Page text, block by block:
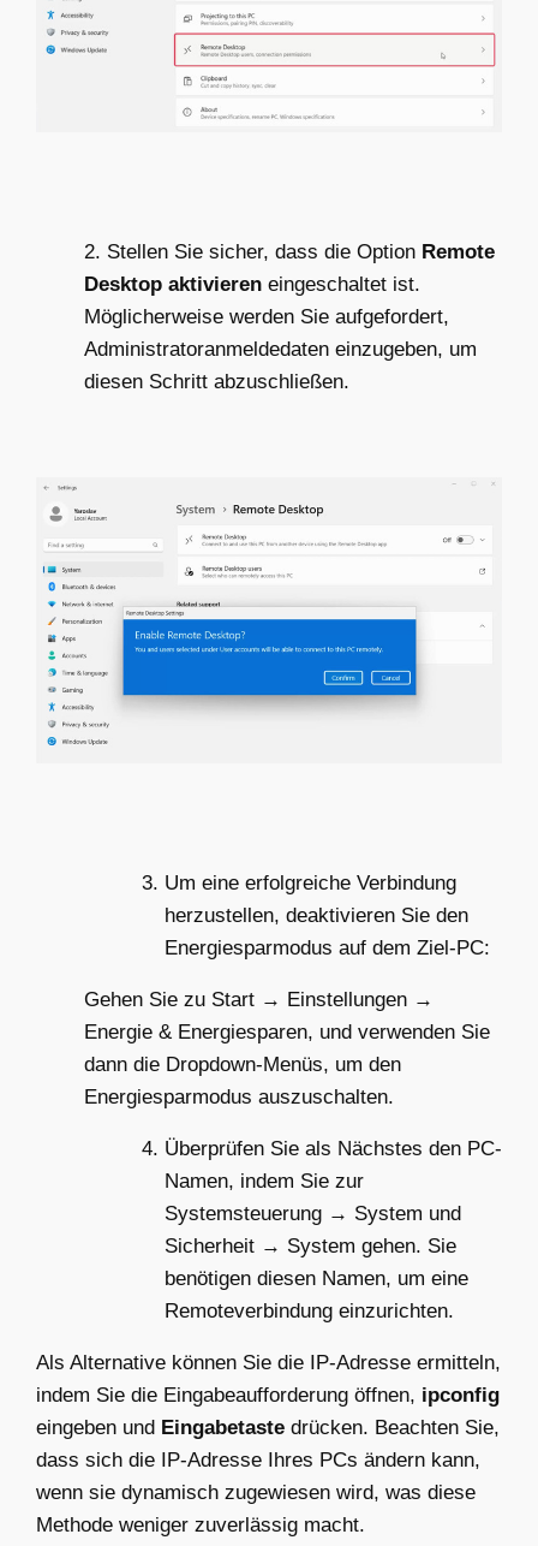
2. Stellen Sie sicher, dass die Option Remote
Desktop aktivieren eingeschaltet ist.
Möglicherweise werden Sie aufgefordert,
Administratoranmeldedaten einzugeben, um
diesen Schritt abzuschließen.
Um eine erfolgreiche Verbindung
herzustellen, deaktivieren Sie den
Energiesparmodus auf dem Ziel-PC:
Gehen Sie zu Start → Einstellungen →
Energie & Energiesparen, und verwenden Sie
dann die Dropdown-Menüs, um den
Energiesparmodus auszuschalten.
Überprüfen Sie als Nächstes den PC-
Namen, indem Sie zur
Systemsteuerung → System und
Sicherheit → System gehen. Sie
benötigen diesen Namen, um eine
Remoteverbindung einzurichten.
Als Alternative können Sie die IP-Adresse ermitteln,
indem Sie die Eingabeaufforderung öffnen, ipconfig
eingeben und Eingabetaste drücken. Beachten Sie,
dass sich die IP-Adresse Ihres PCs ändern kann,
wenn sie dynamisch zugewiesen wird, was diese
Methode weniger zuverlässig macht.